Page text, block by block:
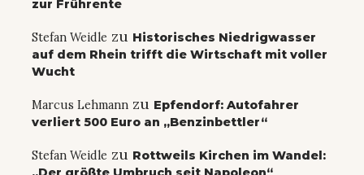
zur Frührente
Stefan Weidle zu Historisches Niedrigwasser
auf dem Rhein trifft die Wirtschaft mit voller
Wucht
Marcus Lehmann zu Epfendorf: Autofahrer
verliert 500 Euro an „Benzinbettler“
Stefan Weidle zu Rottweils Kirchen im Wandel: